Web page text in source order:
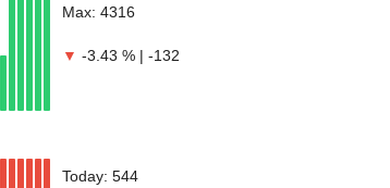
Max: 4316
▼ -3.43 % | -132
Today: 544